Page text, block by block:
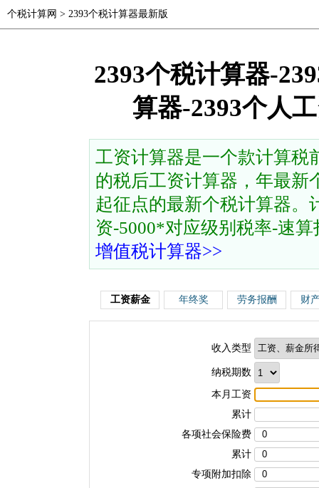
个税计算网 > 2393个税计算器最新版
2393个税计算器-
算器-2393个人
工资计算器是一个款计算税
的税后工资计算器，年最新
起征点的最新个税计算器。
资-5000*对应级别税率-速
增值税计算器>>
工资薪金 年终奖 劳务报酬 财
收入类型
纳税期数
本月工资
累计
各项社会保险费
累计
专项附加扣除